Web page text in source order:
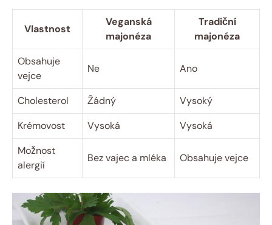
Vlastnost
Veganská
majonéza
Tradiční
majonéza
Obsahuje
vejce
Ne Ano
Cholesterol Žádný
Vysoký
Krémovost
Vysoká
Vysoká
Možnost
alergií
Bez vajec a mléka Obsahuje vejce